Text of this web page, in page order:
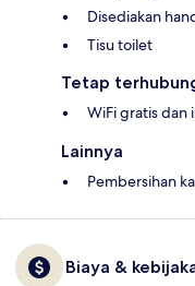
Disediakan
Tisu toilet
Tetap
WiFi gratis
Lainnya
Pembersihan
Biaya &